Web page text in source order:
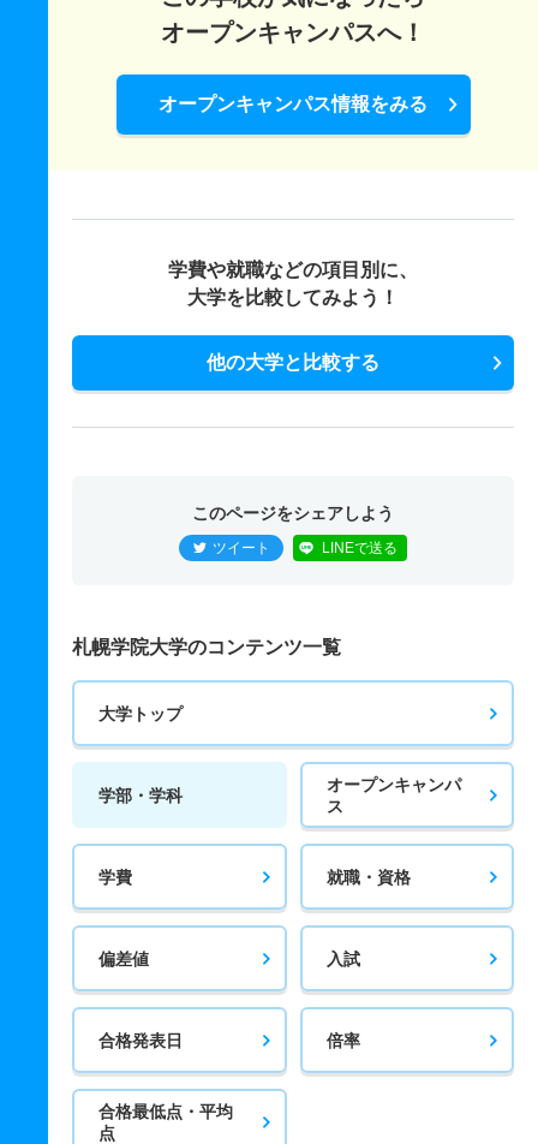
オープンキャンパスへ！
オープンキャンパス情報をみる
学費や就職などの項目別に、
大学を比較してみよう！
他の大学と比較する
このページをシェアしよう
ツイート LINEで送る
札幌学院大学のコンテンツ一覧
大学トップ
学部・学科
オープンキャンパ
ス
学費 就職・資格
偏差値 入試
合格発表日 倍率
合格最低点・平均
点